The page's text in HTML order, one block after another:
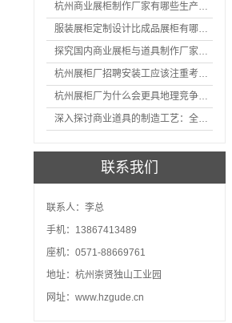
杭州商业展柜制作厂家有哪些生产的优势？
服装展柜定制设计比成品展柜有哪些优势
探究国内商业展柜与道具制作厂家的技术实力如何
杭州展柜厂招聘安装工应该注重考核哪些方面技能
杭州展柜厂为什么会更具地理竞争优势？
深入探讨商业道具的制造工艺：全面分析从设计到维护的各个环节。
联系我们
联系人：李总
手机：13867413489
座机：0571-88669761
地址：杭州崇贤独山工业园
网址：www.hzgude.cn